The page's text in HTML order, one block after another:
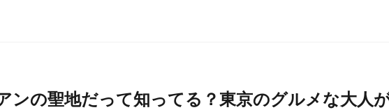
ンの聖地だって知ってる？東京のグルメな大人